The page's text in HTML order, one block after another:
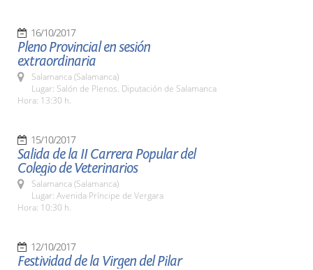
16/10/2017
Pleno Provincial en sesión
extraordinaria
Salamanca (Salamanca)
Lugar: Salón de Plenos. Diputación de Salamanca
Hora: 13:30 h.
15/10/2017
Salida de la II Carrera Popular del
Colegio de Veterinarios
Salamanca (Salamanca)
Lugar: Avenida Príncipe de Vergara
Hora: 10:30 h.
12/10/2017
Festividad de la Virgen del Pilar